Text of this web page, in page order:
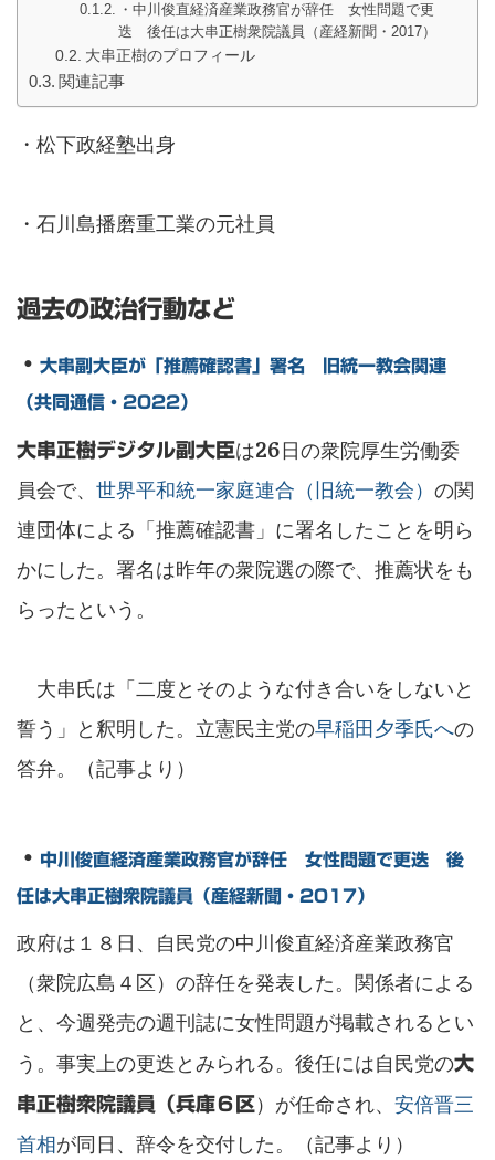
・中川俊直経済産業政務官が辞任 女性問題で更
迭 後任は大串正樹衆院議員（産経新聞・2017）
大串正樹のプロフィール
関連記事
・松下政経塾出身
・石川島播磨重工業の元社員
過去の政治行動など
・ 大串副大臣が「推薦確認書」署名 旧統一教会関連
（共同通信・2022）
大串正樹デジタル副大臣は26日の衆院厚生労働委
員会で、 世界平和統一家庭連合（旧統一教会） の関
連団体による「推薦確認書」に署名したことを明ら
かにした。署名は昨年の衆院選の際で、推薦状をも
らったという。
大串氏は「二度とそのような付き合いをしないと
誓う」と釈明した。立憲民主党の早稲田夕季氏への
答弁。（記事より）
・ 中川俊直経済産業政務官が辞任 女性問題で更迭 後
任は大串正樹衆院議員（産経新聞・2017）
政府は１８日、自民党の中川俊直経済産業政務官
（衆院広島４区）の辞任を発表した。関係者による
と、今週発売の週刊誌に女性問題が掲載されるとい
う。事実上の更迭とみられる。後任には自民党の大
串正樹衆院議員（兵庫６区）が任命され、 安倍晋三
首相が同日、辞令を交付した。（記事より）